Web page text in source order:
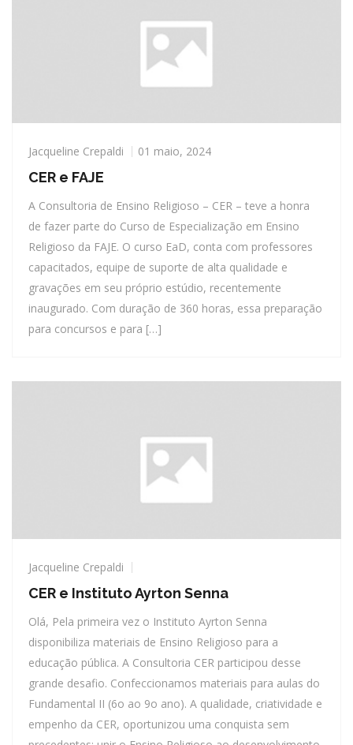
Jacqueline Crepaldi 01 maio, 2024
CER e FAJE
A Consultoria de Ensino Religioso – CER – teve a honra
de fazer parte do Curso de Especialização em Ensino
Religioso da FAJE. O curso EaD, conta com professores
capacitados, equipe de suporte de alta qualidade e
gravações em seu próprio estúdio, recentemente
inaugurado. Com duração de 360 horas, essa preparação
para concursos e para […]
Jacqueline Crepaldi
CER e Instituto Ayrton Senna
Olá, Pela primeira vez o Instituto Ayrton Senna
disponibiliza materiais de Ensino Religioso para a
educação pública. A Consultoria CER participou desse
grande desafio. Confeccionamos materiais para aulas do
Fundamental II (6o ao 9o ano). A qualidade, criatividade e
empenho da CER, oportunizou uma conquista sem